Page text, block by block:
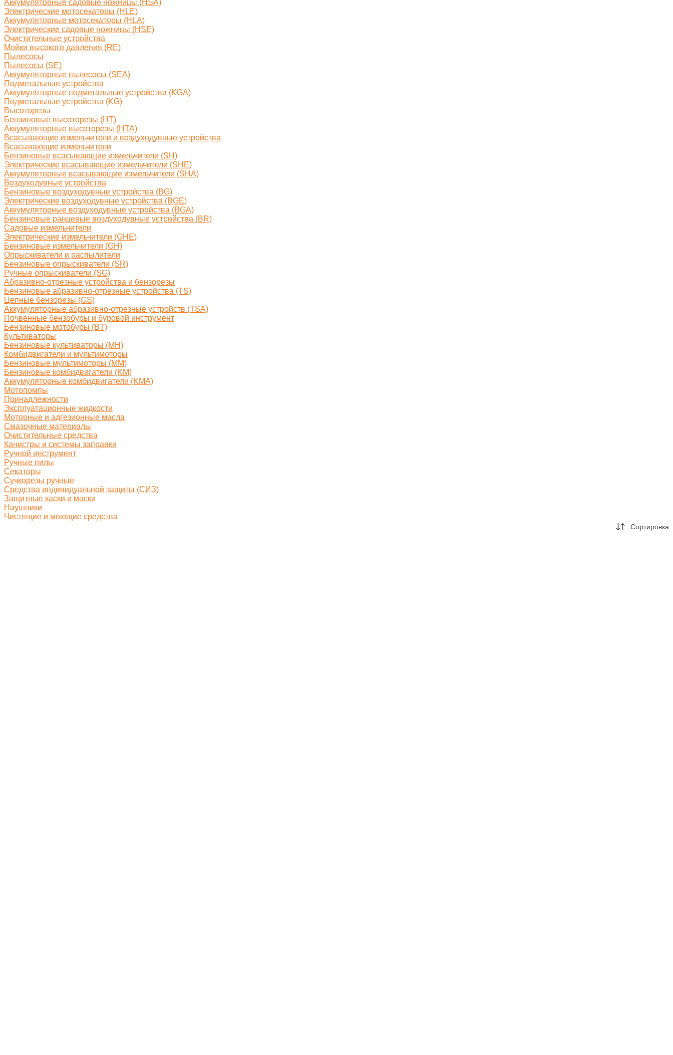
Аккумуляторные садовые ножницы (HSA)
Электрические мотосекаторы (HLE)
Аккумуляторные мотосекаторы (HLA)
Электрические садовые ножницы (HSE)
Очистительные устройства
Мойки высокого давления (RE)
Пылесосы
Пылесосы (SE)
Аккумуляторные пылесосы (SEA)
Подметальные устройства
Аккумуляторные подметальные устройства (KGA)
Подметальные устройства (KG)
Высоторезы
Бензиновые высоторезы (HT)
Аккумуляторные высоторезы (HTA)
Всасывающие измельчители и воздуходувные устройства
Всасывающие измельчители
Бензиновые всасывающие измельчители (SH)
Электрические всасывающие измельчители (SHE)
Аккумуляторные всасывающие измельчители (SHA)
Воздуходувные устройства
Бензиновые воздуходувные устройства (BG)
Электрические воздуходувные устройства (BGE)
Аккумуляторные воздуходувные устройства (BGA)
Бензиновые ранцевые воздуходувные устройства (BR)
Садовые измельчители
Электрические измельчители (GHE)
Бензиновые измельчители (GH)
Опрыскиватели и распылители
Бензиновые опрыскиватели (SR)
Ручные опрыскиватели (SG)
Абразивно-отрезные устройства и бензорезы
Бензиновые абразивно-отрезные устройства (TS)
Цепные бензорезы (GS)
Аккумуляторные абразивно-отрезные устройств (TSA)
Почвенные бензобуры и буровой инструмент
Бензиновые мотобуры (BT)
Культиваторы
Бензиновые культиваторы (MH)
Комбидвигатели и мультимоторы
Бензиновые мультимоторы (MM)
Бензиновые комбидвигатели (KM)
Аккумуляторные комбидвигатели (KMA)
Мотопомпы
Принадлежности
Эксплуатационные жидкости
Моторные и адгезионные масла
Смазочные материалы
Очистительные средства
Канистры и системы заправки
Ручной инструмент
Ручные пилы
Секаторы
Сучкорезы ручные
Средства индивидуальной защиты (СИЗ)
Защитные каски и маски
Наушники
Чистящие и моющие средства
Сортировка